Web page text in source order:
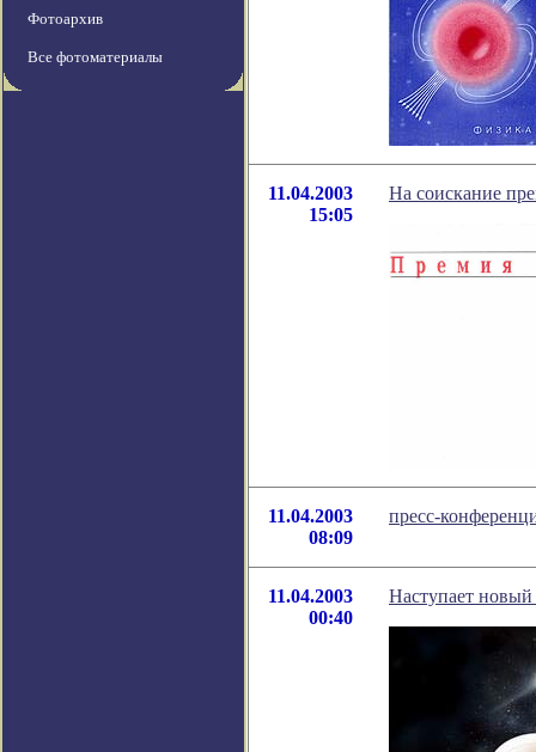
Фотоархив
Все фотоматериалы
11.04.2003
15:05
На соискание
11.04.2003
08:09
пресс-
11.04.2003
00:40
Наступает